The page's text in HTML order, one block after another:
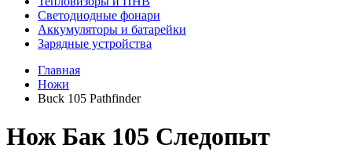
Светодиодные фонари
Аккумуляторы и батарейки
Зарядные устройства
Главная
Ножи
Buck 105 Pathfinder
Нож Бак 105 Следопыт